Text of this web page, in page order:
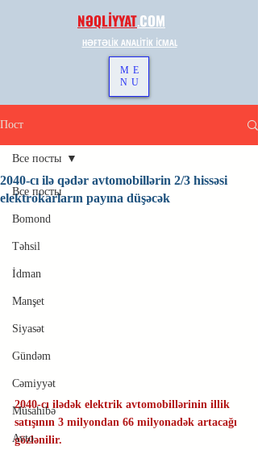
NƏQLİYYAT.COM
HƏFTƏLİK ANALİTİK İCMAL
ME
NU
Пост
Все посты
Bomond
Təhsil
İdman
Manşet
Siyasət
Gündəm
Cəmiyyət
Müsahibə
Avto
Все посты
2040-cı ilə qədər avtomobillərin 2/3 hissəsi
elektrokarların payına düşəcək
2040-cı ilədək elektrik avtomobillərinin illik
satışının 3 milyondan 66 milyonadək artacağı
gözlənilir.